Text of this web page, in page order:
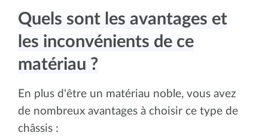
Quels sont les avantages et
les inconvénients de ce
matériau ?
En plus d'être un matériau noble, vous avez
de nombreux avantages à choisir ce type de
châssis :